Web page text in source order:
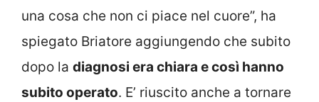
una cosa che non ci piace nel cuore”, ha
spiegato Briatore aggiungendo che subito
dopo la diagnosi era chiara e così hanno
subito operato. E’ riuscito anche a tornare